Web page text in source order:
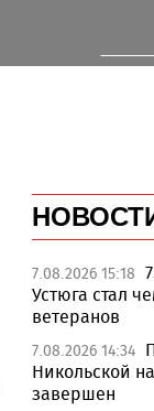
7.08.2026 15:18
Устюга стал
ветеранов
7.08.2026 14:34
Никольской
завершен